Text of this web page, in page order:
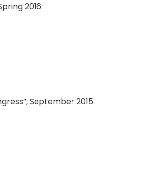
2016
September 2015